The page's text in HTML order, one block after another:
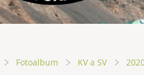
Fotoalbum KV a SV